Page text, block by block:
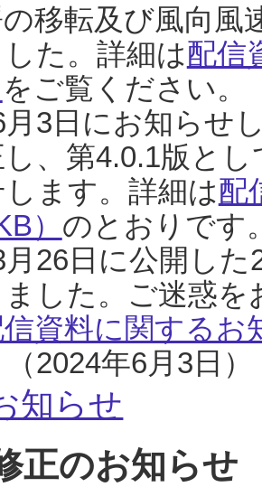
移転及び風向風
た。詳細は配信
をご覧ください。
3日にお知らせ
し、第4.0.1版と
ます。詳細は配
） のとおりです
26日に公開し
ました。ご迷惑
資料に関するお
2024年6月3日）
知らせ
正のお知らせ